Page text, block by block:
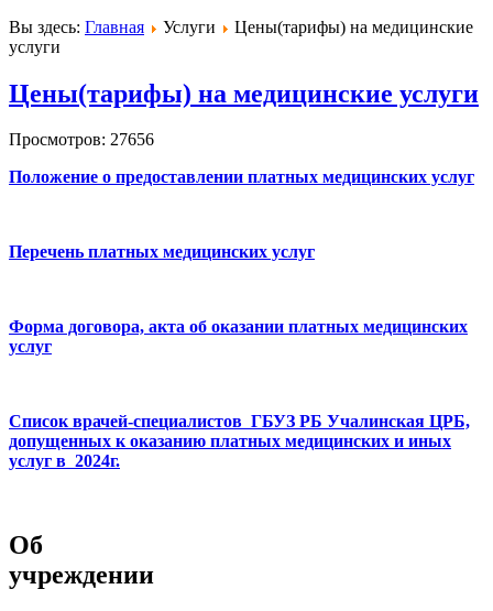
Вы здесь: Главная Услуги
Цены(тарифы) на медицинские
услуги
Цены(тарифы) на медицинские услуги
Просмотров: 27656
Положение о предоставлении платных медицинских услуг
Перечень платных медицинских услуг
Форма договора, акта об оказании платных медицинских
услуг
Список врачей-специалистов ГБУЗ РБ Учалинская ЦРБ,
допущенных к оказанию платных медицинских и иных
услуг в 2024г.
Об
учреждении